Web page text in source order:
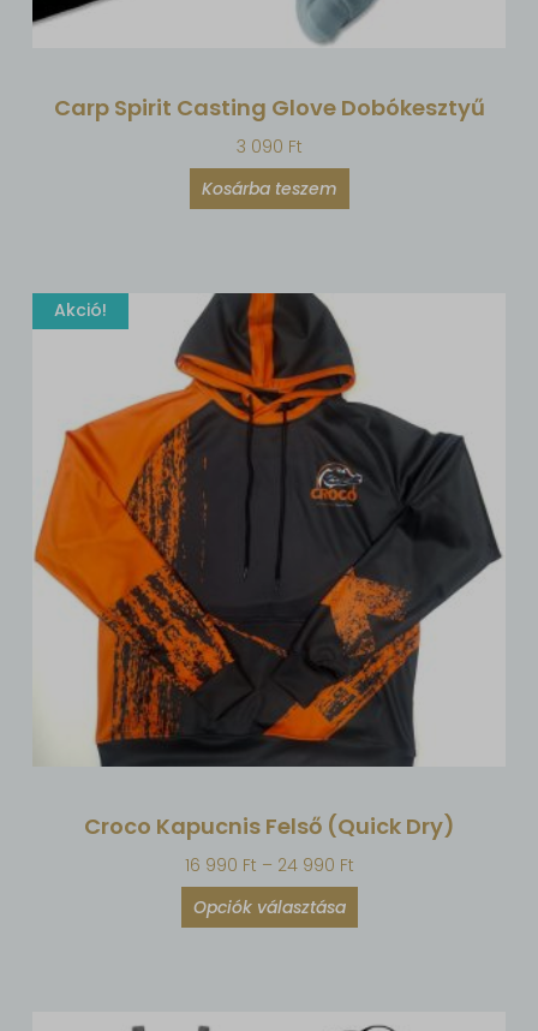
Carp Spirit Casting Glove Dobókesztyű
3 090 Ft
Kosárba teszem
Akció!
Croco Kapucnis Felső (Quick Dry)
16 990 Ft – 24 990 Ft
Opciók választása